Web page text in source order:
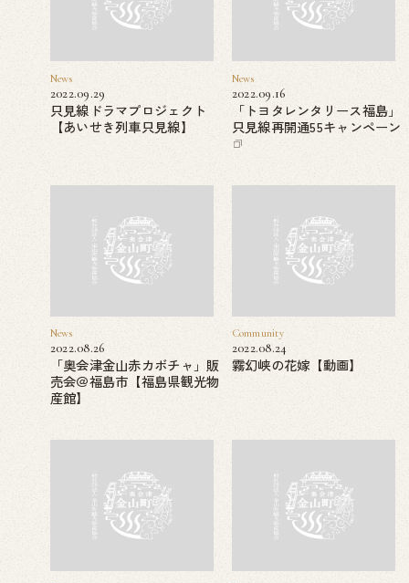
News
2022.09.29
只見線ドラマプロジェクト
【あいせき列車只見線】
News
2022.09.16
「トヨタレンタリース福島」
只見線再開通55キャンペーン
News
2022.08.26
「奥会津金山赤カボチャ」販
売会＠福島市【福島県観光物
産館】
Community
2022.08.24
霧幻峡の花嫁【動画】